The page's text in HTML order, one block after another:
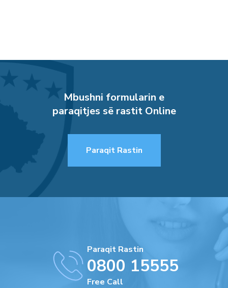
Mbushni formularin e
paraqitjes së rastit Online
Paraqit Rastin
Paraqit Rastin
0800 15555
Free Call